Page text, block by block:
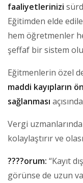
faaliyetlerinizi
Eğitimden elde
hem öğretmenler
şeffaf bir sistem
Eğitmenlerin özel
maddi kayıpların
sağlanması
Vergi
kolaylaştırır ve
????orum: “Kayıt
görünse de uzun